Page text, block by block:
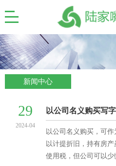
新闻中心
29
2024-04
以公司名义购买写
以公司名义购买，可
以计提折旧，持有房
使用税，但公司可以